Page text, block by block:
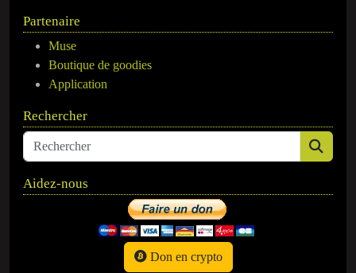
Partenaire
Muse
Boutique de goodies
Application
Rechercher
Aidez-nous
Don en crypto